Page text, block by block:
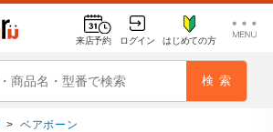
来店予約 ログイン はじめての方
> ベアボーン